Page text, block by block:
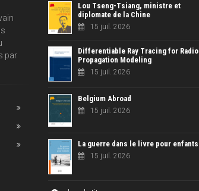
par
Lou Tseng-Tsiang, ministre et
diplomate de la Chine
15 juil. 2026
Differentiable Ray Tracing for Radio
Propagation Modeling
15 juil. 2026
Belgium Abroad
15 juil. 2026
La guerre dans le livre pour enfants
15 juil. 2026